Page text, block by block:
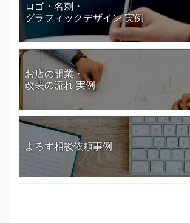
ロゴ・名刺・
グラフィックデザイン 実例
お店の開業・
改装の流れ 実例
よろず相談依頼事例